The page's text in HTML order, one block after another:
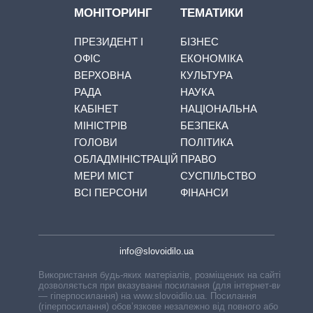
МОНІТОРИНГ
ПРЕЗИДЕНТ І
ОФІС
ВЕРХОВНА
РАДА
КАБІНЕТ
МІНІСТРІВ
ГОЛОВИ
ОБЛАДМІНІСТРАЦІЙ
МЕРИ МІСТ
ВСІ ПЕРСОНИ
ТЕМАТИКИ
БІЗНЕС
ЕКОНОМІКА
КУЛЬТУРА
НАУКА
НАЦІОНАЛЬНА
БЕЗПЕКА
ПОЛІТИКА
ПРАВО
СУСПІЛЬСТВО
ФІНАНСИ
info@slovoidilo.ua
Використання будь-яких матеріалів, розміщених на сайті,
дозволяється при вказуванні посилання (для інтернет-видань
— гіперпосилання) на www.slovoidilo.ua. Посилання
(гіперпосилання) обов’язкове незалежно від повного або